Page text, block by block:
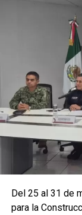
La
operativo en
hechos
revisiones
vehiculares,
y puntos de alta
Del 25 al 31 de
para la